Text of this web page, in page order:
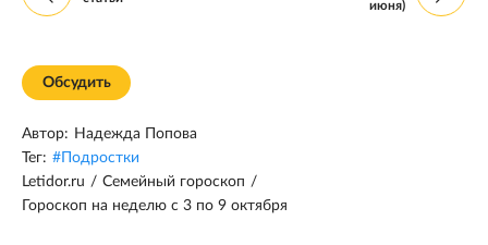
июня)
Обсудить
Автор: Надежда Попова
Тег: # Подростки
Letidor.ru / Семейный гороскоп /
Гороскоп на неделю с 3 по 9 октября